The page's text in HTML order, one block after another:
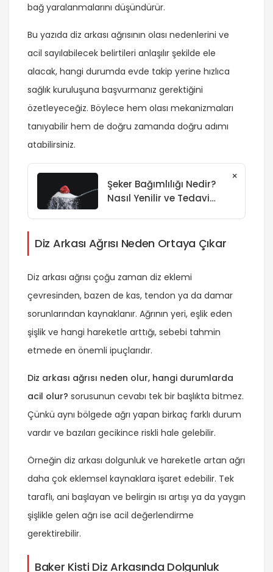
bağ yaralanmalarını düşündürür.
Bu yazıda diz arkası ağrısının olası nedenlerini ve
acil sayılabilecek belirtileri anlaşılır şekilde ele
alacak, hangi durumda evde takip yerine hızlıca
sağlık kuruluşuna başvurmanız gerektiğini
özetleyeceğiz. Böylece hem olası mekanizmaları
tanıyabilir hem de doğru zamanda doğru adımı
atabilirsiniz.
Şeker Bağımlılığı Nedir?
Nasıl Yenilir ve Tedavi
×
Diz Arkası Ağrısı Neden Ortaya Çıkar
Diz arkası ağrısı çoğu zaman diz eklemi
çevresinden, bazen de kas, tendon ya da damar
sorunlarından kaynaklanır. Ağrının yeri, eşlik eden
şişlik ve hangi hareketle arttığı, sebebi tahmin
etmede en önemli ipuçlarıdır.
Diz arkası ağrısı neden olur, hangi durumlarda
acil olur? sorusunun cevabı tek bir başlıkta bitmez.
Çünkü aynı bölgede ağrı yapan birkaç farklı durum
vardır ve bazıları gecikince riskli hale gelebilir.
Örneğin diz arkası dolgunluk ve hareketle artan ağrı
daha çok eklemsel kaynaklara işaret edebilir. Tek
taraflı, ani başlayan ve belirgin ısı artışı ya da yaygın
şişlikle gelen ağrı ise acil değerlendirme
gerektirebilir.
Baker Kisti Diz Arkasında Dolgunluk